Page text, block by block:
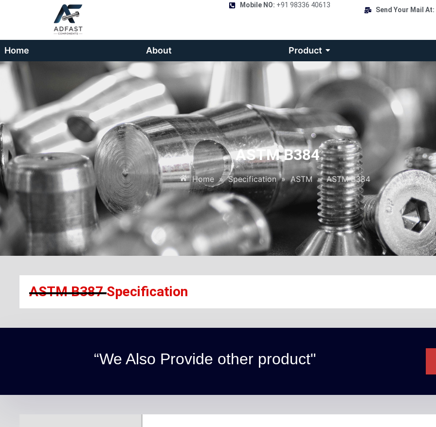
Mobile NO: +91 98336 40613
Send Your Mail At:
Home About Product
ASTM B384
Home » Specification » ASTM » ASTM B384
ASTM B387 Specification
“We Also Provide other product"